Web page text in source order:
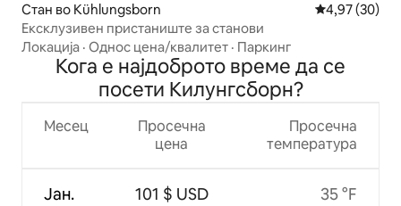
Стан во Kühlungsborn Просечна
4,97 (30)
Ексклузивен пристаниште за станови
Локација · Однос цена/квалитет · Паркинг
Кога е најдоброто време да се
посети Килунгсборн?
Месец
Јан.
Просечна
цена
101 $ USD
Просечна
температура
35 °F